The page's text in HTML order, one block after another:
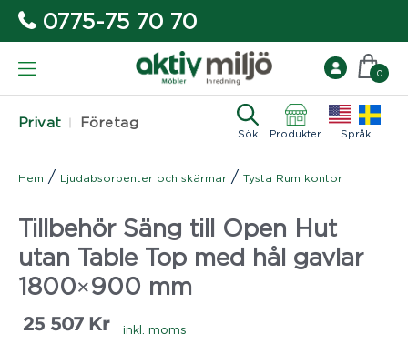
0775-75 70 70
Privat Företag
Sök Produkter Språk
0
Hem / Ljudabsorbenter och skärmar / Tysta Rum kontor
Tillbehör Säng till Open Hut
utan Table Top med hål gavlar
1800×900 mm
25 507 Kr inkl. moms